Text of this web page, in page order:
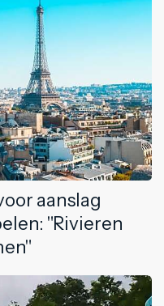
aanslag
"Rivieren